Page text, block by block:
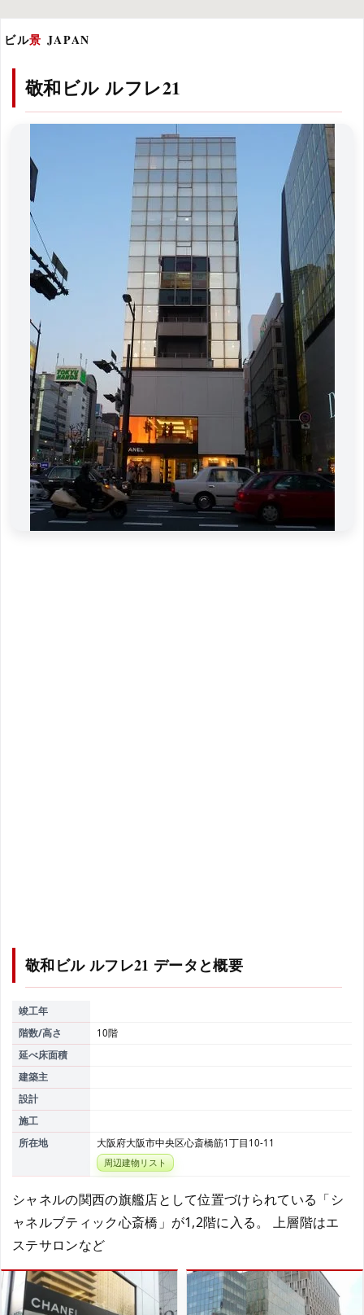
ビル景 JAPAN
敬和ビル ルフレ21
敬和ビル ルフレ21 データと概要
竣工年
階数/高さ
10階
延べ床面積
建築主
設計
施工
所在地
大阪府大阪市中央区心斎橋筋1丁目10-11
周辺建物リスト
シャネルの関西の旗艦店として位置づけられている「シ
ャネルブティック心斎橋」が1,2階に入る。 上層階はエ
ステサロンなど